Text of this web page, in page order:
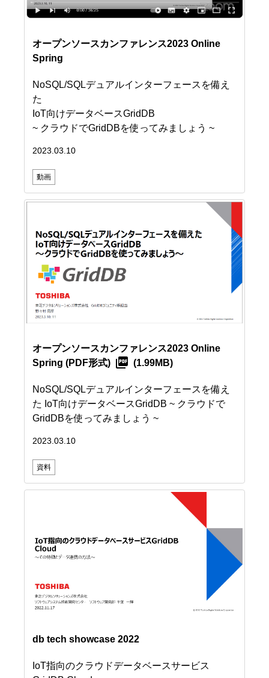
オープンソースカンファレンス2023 Online
Spring
NoSQL/SQLデュアルインターフェースを備え
た
IoT向けデータベースGridDB
~ クラウドでGridDBを使ってみましょう ~
2023.03.10
動画
オープンソースカンファレンス2023 Online
Spring (PDF形式) (1.99MB)
NoSQL/SQLデュアルインターフェースを備え
た IoT向けデータベースGridDB ~ クラウドで
GridDBを使ってみましょう ~
2023.03.10
資料
db tech showcase 2022
IoT指向のクラウドデータベースサービス